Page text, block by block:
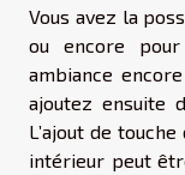
Vous avez la
ou encore
ambiance
ajoutez ensuite
L’ajout de
intérieur peut